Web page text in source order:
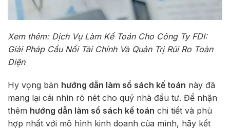
Xem thêm: Dịch Vụ Làm Kế Toán Cho Công Ty FDI:
Giải Pháp Cầu Nối Tài Chính Và Quản Trị Rủi Ro Toàn
Diện
Hy vọng bản hướng dẫn làm sổ sách kế toán này đã
mang lại cái nhìn rõ nét cho quý nhà đầu tư. Để nhận
thêm hướng dẫn làm sổ sách kế toán chi tiết và phù
hợp nhất với mô hình kinh doanh của mình, hãy kết